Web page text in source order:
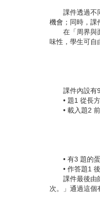
課件透過不同
機會；同時，課
在「周界與面
味性，學生可自
課件內設有9
• 題1 從長方
• 載入題2 前
• 有3 題的蛋
• 作答題1 後
課件最後由師
次。」通過這個